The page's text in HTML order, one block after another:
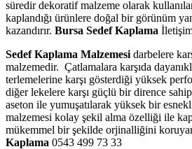
süredir dekoratif malzeme olarak
kaplandığı ürünlere doğal bir görünüm
kazandırır. Bursa Sedef Kaplama
Sedef Kaplama Malzemesi darbelere
malzemedir. Çatlamalara karşıda
terlemelerine karşı gösterdiği yüksek
diğer lekelere karşı güçlü bir dirence
aseton ile yumuşatılarak yüksek bir
malzemesi kolay şekil alma özelliği ile
mükemmel bir şekilde orjinalliğini
Kaplama 0543 499 73 33